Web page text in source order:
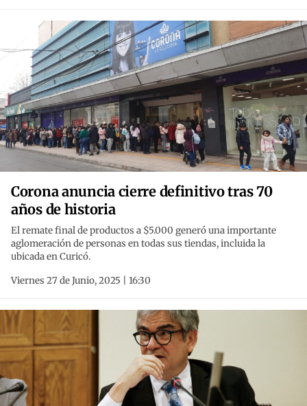
Corona anuncia cierre definitivo tras 70
años de historia
El remate final de productos a $5.000 generó una importante
aglomeración de personas en todas sus tiendas, incluida la
ubicada en Curicó.
Viernes 27 de Junio, 2025 | 16:30